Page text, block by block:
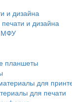
и дизайна
и дизайна
МФУ
планшеты
для
для печати